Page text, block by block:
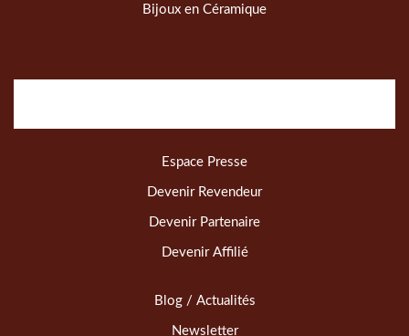
Bijoux en Céramique
Espace Presse
Devenir Revendeur
Devenir Partenaire
Devenir Affilié
Blog / Actualités
Newsletter